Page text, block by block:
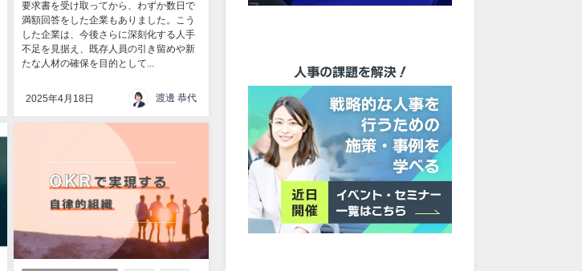
要求書を受け取ってから、わずか数日で
満額回答をした企業もありました。こう
した企業は、今後さらに深刻化する人手
不足を見据え、既存人員の引き留めや新
たな人材の確保を目的として...
2025年4月18日 渡邊 恭代